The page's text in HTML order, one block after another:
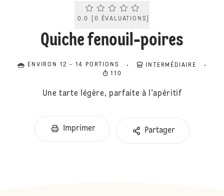
Current rating 0.0. Click to rate.
0.0 0 ÉVALUATIONS
Quiche fenouil-poires
ENVIRON 12 - 14 PORTIONS
INTERMÉDIAIRE
110
Une tarte légère, parfaite à l'apéritif
Imprimer Partager